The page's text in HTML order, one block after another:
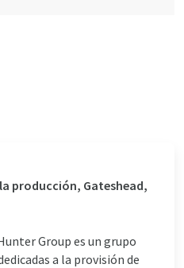
producción, Gateshead,
Group es un grupo
a la provisión de